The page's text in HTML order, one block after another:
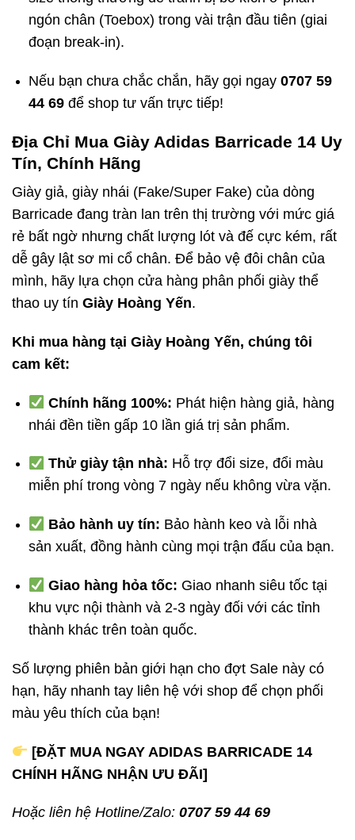
ngón chân (Toebox) trong vài trận đầu tiên (giai
đoạn break-in).
Nếu bạn chưa chắc chắn, hãy gọi ngay 0707 59
44 69để shop tư vấn trực tiếp!
Địa Chỉ Mua Giày Adidas Barricade 14 Uy
Tín, Chính Hãng
Giày giả, giày nhái (Fake/Super Fake) của dòng
Barricade đang tràn lan trên thị trường với mức giá
rẻ bất ngờ nhưng chất lượng lót và đế cực kém, rất
dễ gây lật sơ mi cổ chân. Để bảo vệ đôi chân của
mình, hãy lựa chọn cửa hàng phân phối giày thể
thao uy tín Giày Hoàng Yến.
Khi mua hàng tại Giày Hoàng Yến, chúng tôi
cam kết:
Chính hãng 100%: Phát hiện hàng giả, hàng
nhái đền tiền gấp 10 lần giá trị sản phẩm.
Thử giày tận nhà: Hỗ trợ đổi size, đổi màu
miễn phí trong vòng 7 ngày nếu không vừa vặn.
Bảo hành uy tín: Bảo hành keo và lỗi nhà
sản xuất, đồng hành cùng mọi trận đấu của bạn.
Giao hàng hỏa tốc: Giao nhanh siêu tốc tại
khu vực nội thành và 2-3 ngày đối với các tỉnh
thành khác trên toàn quốc.
Số lượng phiên bản giới hạn cho đợt Sale này có
hạn, hãy nhanh tay liên hệ với shop để chọn phối
màu yêu thích của bạn!
[ĐẶT MUA NGAY ADIDAS BARRICADE 14
CHÍNH HÃNG NHẬN ƯU ĐÃI]
Hoặc liên hệ Hotline/Zalo: 0707 59 44 69